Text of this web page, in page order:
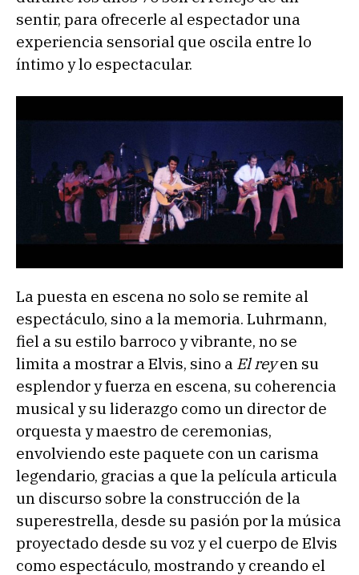
sentir, para ofrecerle al espectador una
experiencia sensorial que oscila entre lo
íntimo y lo espectacular.
La puesta en escena no solo se remite al
espectáculo, sino a la memoria. Luhrmann,
fiel a su estilo barroco y vibrante, no se
limita a mostrar a Elvis, sino a El reyen su
esplendor y fuerza en escena, su coherencia
musical y su liderazgo como un director de
orquesta y maestro de ceremonias,
envolviendo este paquete con un carisma
legendario, gracias a que la película articula
un discurso sobre la construcción de la
superestrella, desde su pasión por la música
proyectado desde su voz y el cuerpo de Elvis
como espectáculo, mostrando y creando el